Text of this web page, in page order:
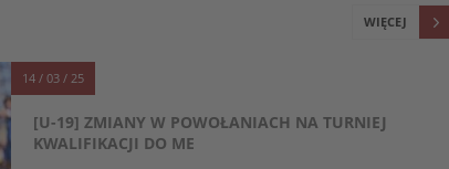
WIĘCEJ
14 / 03 / 25
[U-19] ZMIANY W POWOŁANIACH NA TURNIEJ
KWALIFIKACJI DO ME